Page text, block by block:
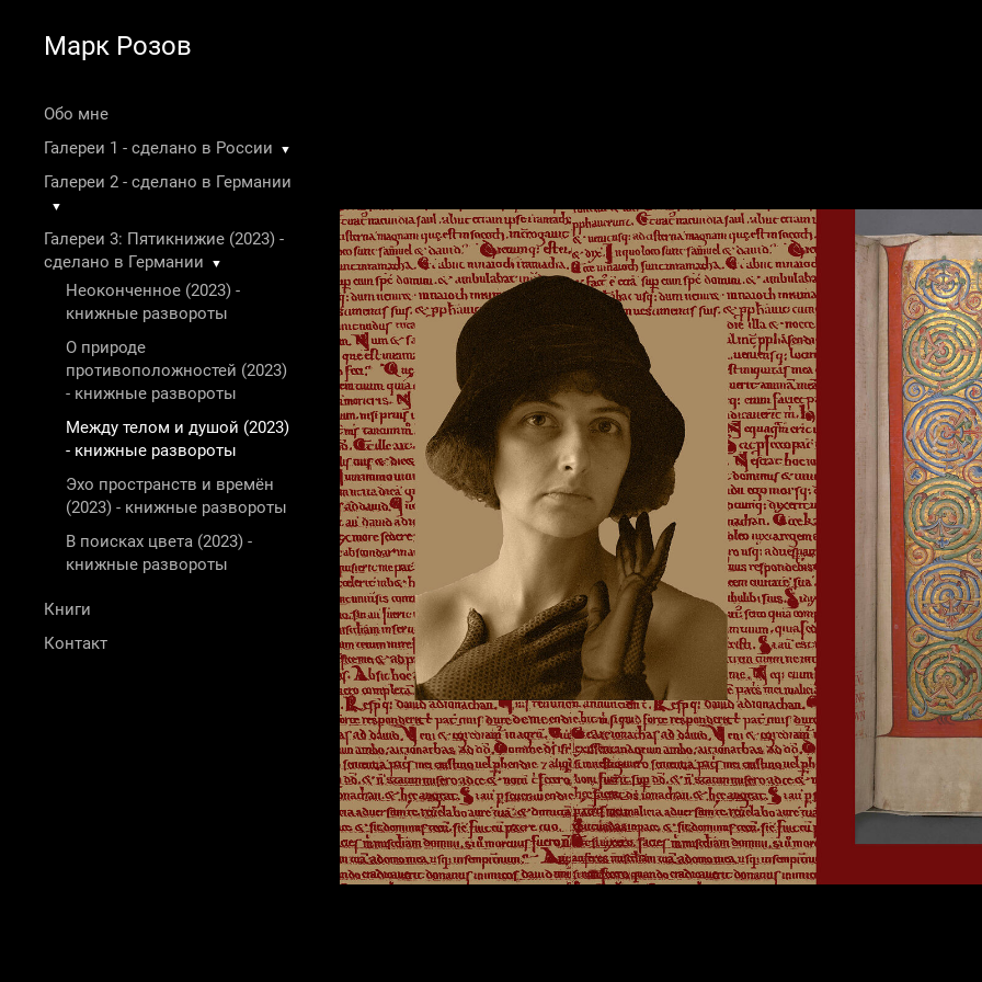
Марк Розов
Обо мне
Галереи 1 - сделано в России
▼
Галереи 2 - сделано в Германии
▼
Галереи 3: Пятикнижие (2023) -
сделано в Германии
▼
Неоконченное (2023) -
книжные развороты
О природе
противоположностей (2023)
- книжные развороты
Между телом и душой (2023)
- книжные развороты
Эхо пространств и времён
(2023) - книжные развороты
В поисках цвета (2023) -
книжные развороты
Книги
Контакт